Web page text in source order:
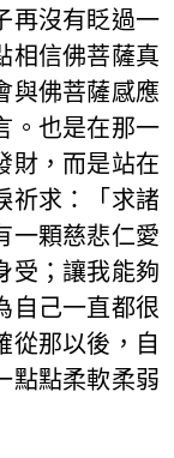
再沒有眨過一
相信佛菩薩真
與佛菩薩感應
。也是在那一
財，而是站在
祈求：「求諸
一顆慈悲仁愛
受；讓我能夠
自己一直都很
從那以後，自
點點柔軟柔弱